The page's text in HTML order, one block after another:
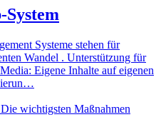
Systeme stehen für
Wandel . Unterstützung für
Eigene Inhalte auf eigenen